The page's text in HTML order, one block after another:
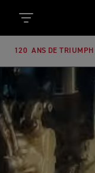
120 ANS DE TRIUMPH